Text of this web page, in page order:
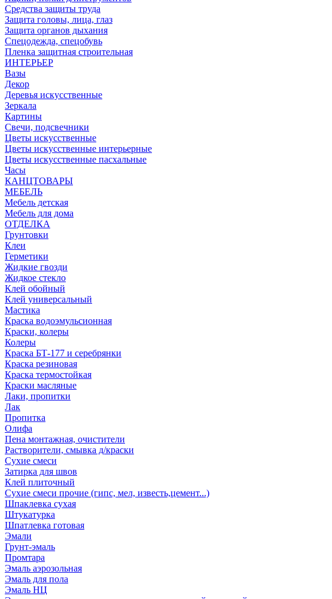
Средства защиты труда
Защита головы, лица, глаз
Защита органов дыхания
Спецодежда, спецобувь
Пленка защитная строительная
ИНТЕРЬЕР
Вазы
Декор
Деревья искусственные
Зеркала
Картины
Свечи, подсвечники
Цветы искусственные
Цветы искусственные интерьерные
Цветы искусственные пасхальные
Часы
КАНЦТОВАРЫ
МЕБЕЛЬ
Мебель детская
Мебель для дома
ОТДЕЛКА
Грунтовки
Клеи
Герметики
Жидкие гвозди
Жидкое стекло
Клей обойный
Клей универсальный
Мастика
Краска водоэмульсионная
Краски, колеры
Колеры
Краска БТ-177 и серебрянки
Краска резиновая
Краска термостойкая
Краски масляные
Лаки, пропитки
Лак
Пропитка
Олифа
Пена монтажная, очистители
Растворители, смывка д/краски
Сухие смеси
Затирка для швов
Клей плиточный
Сухие смеси прочие (гипс, мел, известь,цемент...)
Шпаклевка сухая
Штукатурка
Шпатлевка готовая
Эмали
Грунт-эмаль
Промтара
Эмаль аэрозольная
Эмаль для пола
Эмаль НЦ